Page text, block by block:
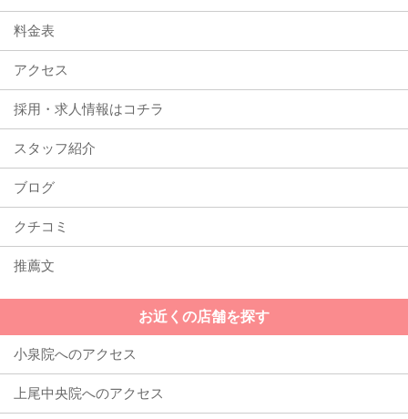
料金表
アクセス
採用・求人情報はコチラ
スタッフ紹介
ブログ
クチコミ
推薦文
お近くの店舗を探す